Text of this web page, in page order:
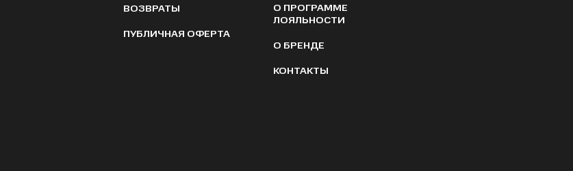
ВОЗВРАТЫ
ПУБЛИЧНАЯ ОФЕРТА
О ПРОГРАММЕ
ЛОЯЛЬНОСТИ
О БРЕНДЕ
КОНТАКТЫ